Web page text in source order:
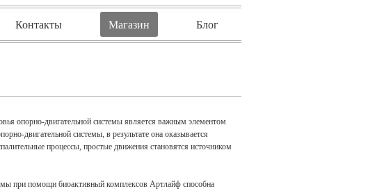
Контакты Магазин Блог
опорно-двигательной системы является важным элементом
двигательной системы, в результате она оказывается
процессы, простые движения становятся источником
при помощи биоактивный комплексов Артлайф способна